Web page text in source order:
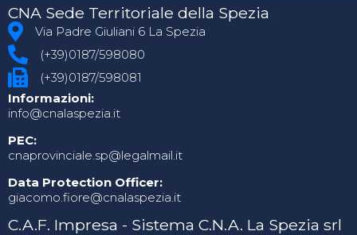
CNA Sede Territoriale della Spezia
Via Padre Giuliani 6 La Spezia
(+39)0187/598080
(+39)0187/598081
Informazioni:
info@cnalaspezia.it
PEC:
cnaprovinciale.sp@legalmail.it
Data Protection Officer:
giacomo.fiore@cnalaspezia.it
C.A.F. Impresa - Sistema C.N.A. La Spezia srl